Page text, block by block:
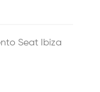
Seat Ibiza